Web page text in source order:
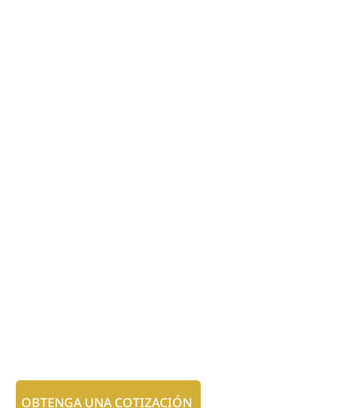
OBTENGA UNA COTIZACIÓN